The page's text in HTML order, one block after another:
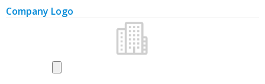
Dächer, Dachdeckmaterialien
Alarme und Sicherungsanlagen
Wasser, Gas, Heizung
Aufzüge
Messen und Ausstellungen
Company Logo